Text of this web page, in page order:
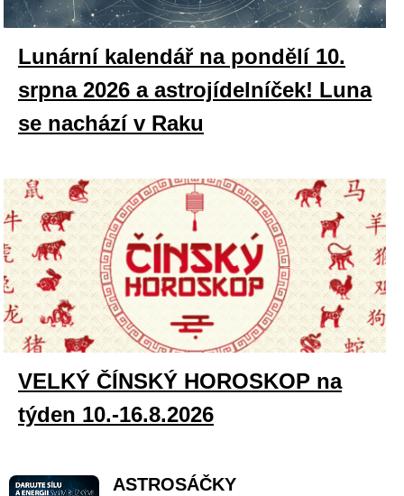
Lunární kalendář na pondělí 10.
srpna 2026 a astrojídelníček! Luna
se nachází v Raku
VELKÝ ČÍNSKÝ HOROSKOP na
týden 10.-16.8.2026
ASTROSÁČKY